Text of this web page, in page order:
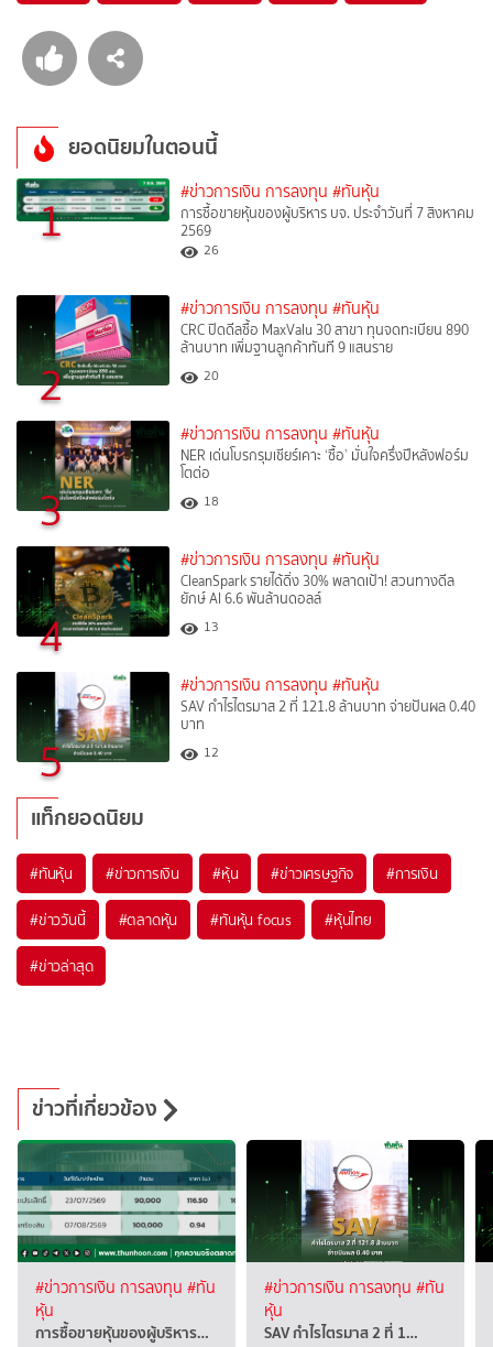
ยอดนิยมในตอนนี้
1 #ข่าวการเงิน การลงทุน #ทันหุ้น
การซื้อขายหุ้นของผู้บริหาร บจ. ประจำวันที่ 7 สิงหาคม
2569
26
2
#ข่าวการเงิน การลงทุน #ทันหุ้น
CRC ปิดดีลซื้อ MaxValu 30 สาขา ทุนจดทะเบียน 890
ล้านบาท เพิ่มฐานลูกค้าทันที 9 แสนราย
20
3
#ข่าวการเงิน การลงทุน #ทันหุ้น
NER เด่นโบรกรุมเชียร์เคาะ ‘ซื้อ’ มั่นใจครึ่งปีหลังฟอร์ม
โตต่อ
18
4
#ข่าวการเงิน การลงทุน #ทันหุ้น
CleanSpark รายได้ดิ่ง 30% พลาดเป้า! สวนทางดีล
ยักษ์ AI 6.6 พันล้านดอลล์
13
5
#ข่าวการเงิน การลงทุน #ทันหุ้น
SAV กำไรไตรมาส 2 ที่ 121.8 ล้านบาท จ่ายปันผล 0.40
บาท
12
แท็กยอดนิยม
#ทันหุ้น #ข่าวการเงิน #หุ้น #ข่าวเศรษฐกิจ #การเงิน
#ข่าววันนี้ #ตลาดหุ้น #ทันหุ้น focus #หุ้นไทย
#ข่าวล่าสุด
ข่าวที่เกี่ยวข้อง
#ข่าวการเงิน การลงทุน #ทัน
หุ้น
การซื้อขายหุ้นของผู้บริหาร…
#ข่าวการเงิน การลงทุน #ทัน
หุ้น
SAV กำไรไตรมาส 2 ที่ 1…